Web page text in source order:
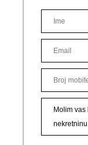
Total area: 3900 m²
Ownership: clear
An excellent
family home in
For more
contact us.
Split | Brač |
+385 91 220 9990
+385 99 335 2998